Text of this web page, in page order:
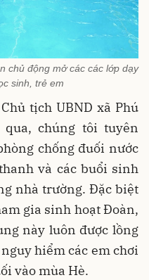
chủ động mở các các lớp dạy
sinh, trẻ em
tịch UBND xã Phú
chúng tôi tuyên
chống đuối nước
và các buổi sinh
nhà trường. Đặc biệt
gia sinh hoạt Đoàn,
này luôn được lồng
hiểm các em chơi
vào mùa Hè.